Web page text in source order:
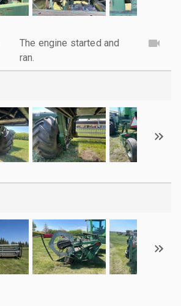
The engine started and
ran.